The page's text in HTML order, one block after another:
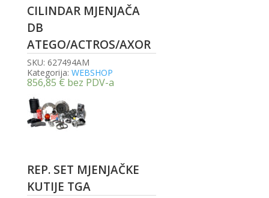
CILINDAR MJENJAČA
DB
ATEGO/ACTROS/AXOR
SKU: 627494AM
Kategorija: WEBSHOP
856,85 € bez PDV-a
REP. SET MJENJAČKE
KUTIJE TGA